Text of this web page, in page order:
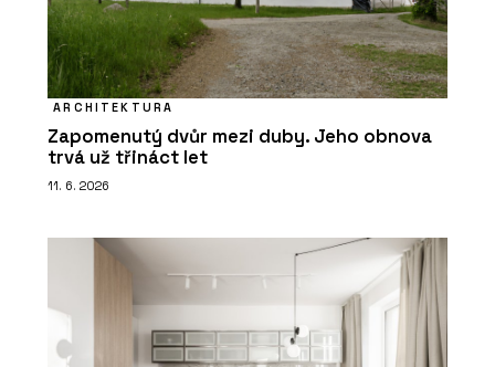
ARCHITEKTURA
Zapomenutý dvůr mezi duby. Jeho obnova
trvá už třináct let
11. 6. 2026